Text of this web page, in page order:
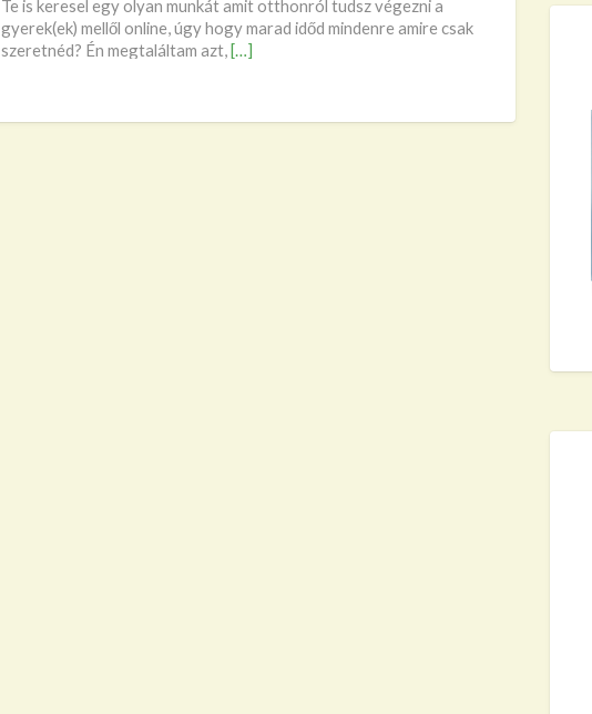
Te is keresel egy olyan munkát amit otthonról tudsz végezni a
gyerek(ek) mellől online, úgy hogy marad időd mindenre amire csak
szeretnéd? Én megtaláltam azt,[…]